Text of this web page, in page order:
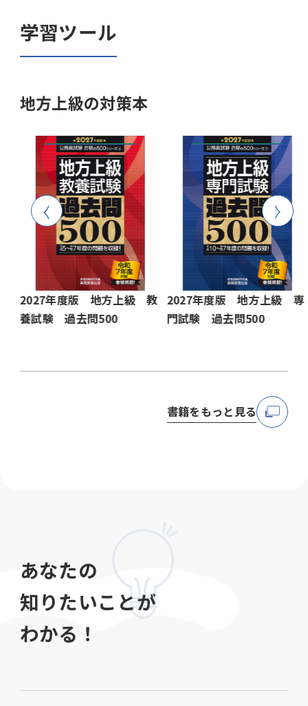
学習ツール
地方上級の対策本
2027年度版 地方上級 教
養試験 過去問500
2027年度版 地方上級 専
門試験 過去問500
書籍をもっと見る
あなたの
知りたいことが
わかる！